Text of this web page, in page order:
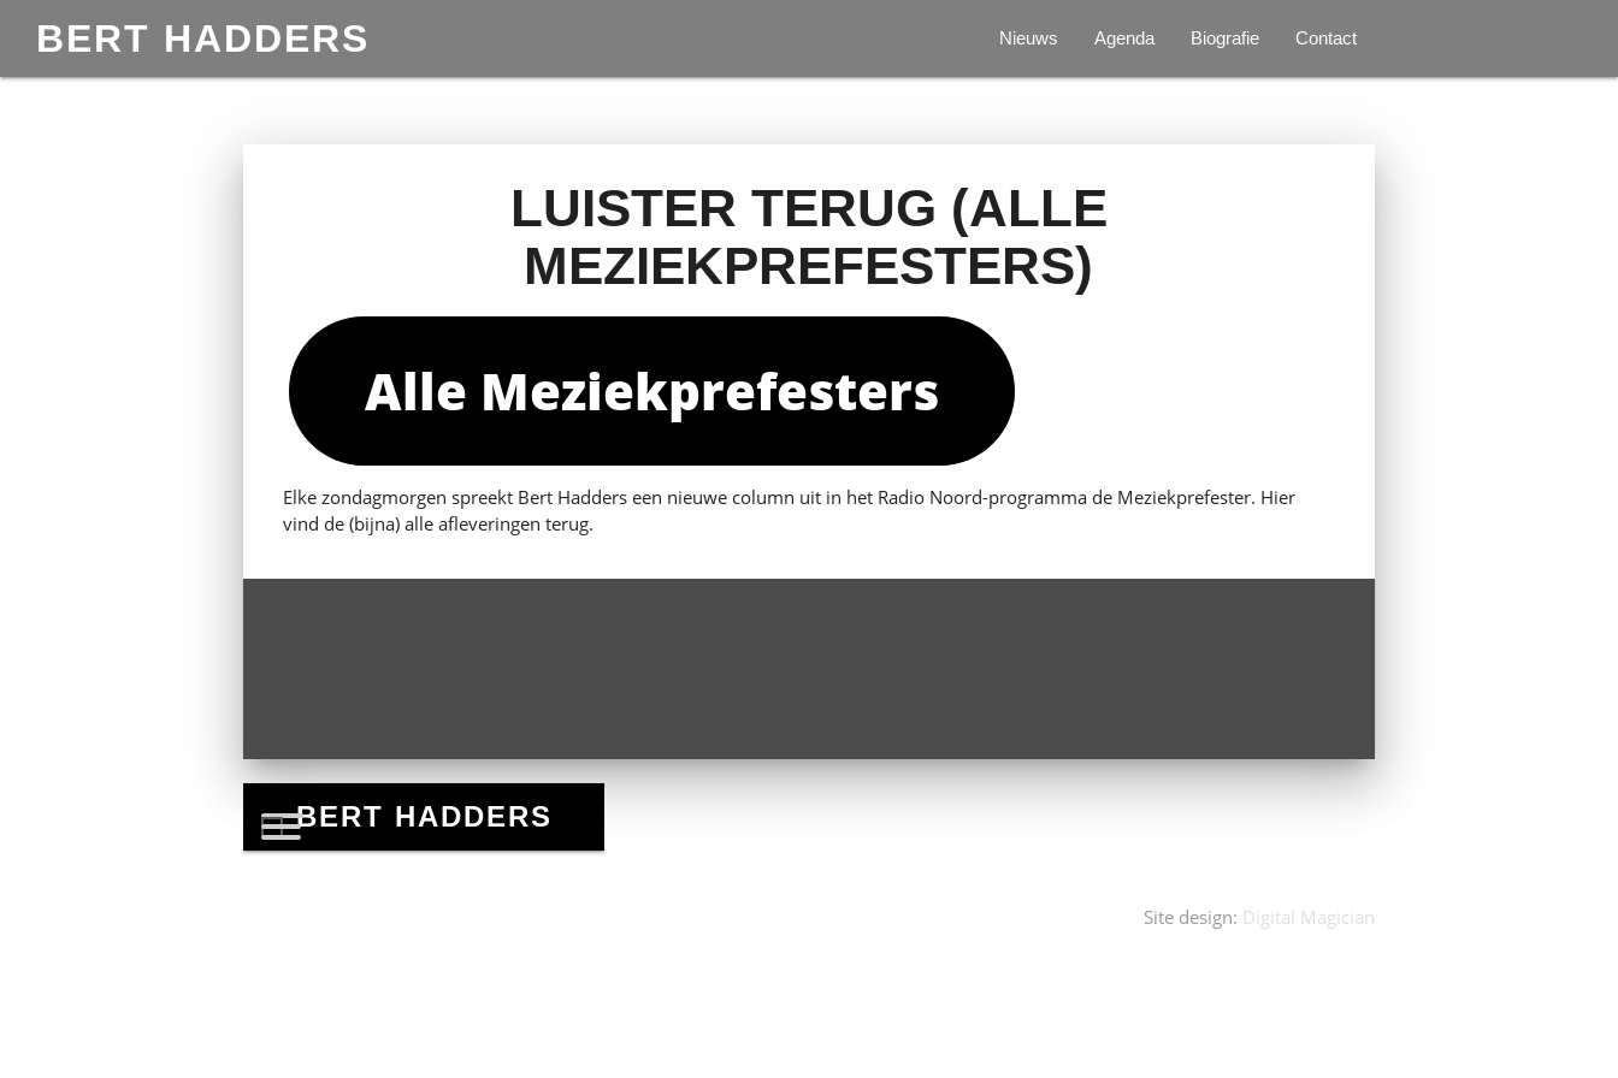
BERT HADDERS Nieuws Agenda Biografie Contact
LUISTER TERUG (ALLE
MEZIEKPREFESTERS)
Alle Meziekprefesters
Elke zondagmorgen spreekt Bert Hadders een nieuwe column uit in het Radio Noord-programma de Meziekprefester. Hier
vind de (bijna) alle afleveringen terug.
Site design: Digital Magician